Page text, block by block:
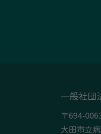
一般社団
〒694-
大田市立